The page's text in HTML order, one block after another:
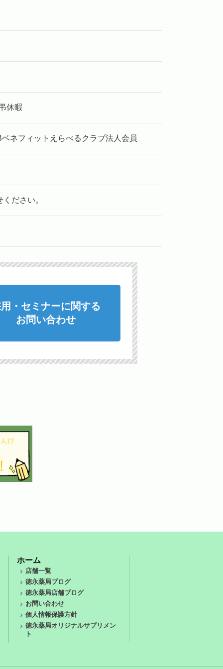
休暇
ネフィットえらべるクラブ法人会員
ださい。
・セミナーに関する
お問い合わせ
ホーム
店舗一覧
徳永薬局ブログ
徳永薬局店舗ブログ
お問い合わせ
個人情報保護方針
徳永薬局オリジナルサプリメン
ト